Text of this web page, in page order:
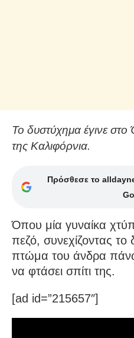
Το δυστύχημα έγινε
της Καλιφόρνια.
Πρόσθεσε το
Όπου μία γυναίκα
πεζό, συνεχίζοντας
πτώμα του άνδρα
να φτάσει σπίτι της.
[ad id=”215657″]